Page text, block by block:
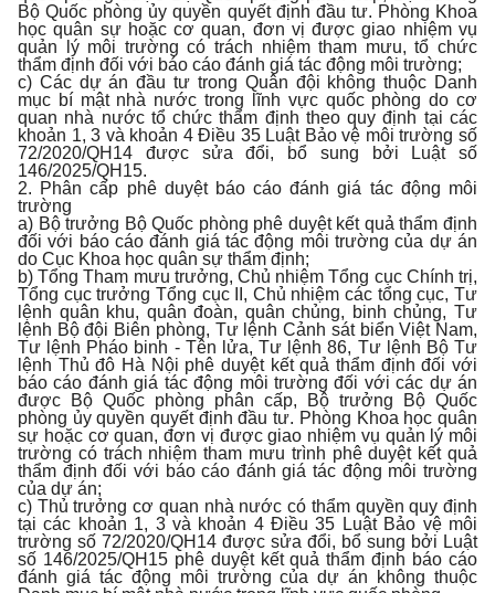
Bộ Quốc phòng ủy quyền quyết định đầu tư. Phòng Khoa
học quân sự hoặc cơ quan, đơn vị được giao nhiệm vụ
quản lý môi trường có trách nhiệm tham mưu, tổ chức
thẩm định đối với báo cáo đánh giá tác động môi trường;
c) Các dự án đầu tư trong Quân đội không thuộc Danh
mục bí mật nhà nước trong lĩnh vực quốc phòng do cơ
quan nhà nước tổ chức thẩm định theo quy định tại các
khoản 1, 3 và khoản 4 Điều 35 Luật Bảo vệ môi trường số
72/2020/QH14 được sửa đổi, bổ sung bởi Luật số
146/2025/QH15.
2. Phân cấp phê duyệt báo cáo đánh giá tác động môi
trường
a) Bộ trưởng Bộ Quốc phòng phê duyệt kết quả thẩm định
đối với báo cáo đánh giá tác động môi trường của dự án
do Cục Khoa học quân sự thẩm định;
b) Tổng Tham mưu trưởng, Chủ nhiệm Tổng cục Chính trị,
Tổng cục trưởng Tổng cục II, Chủ nhiệm các tổng cục, Tư
lệnh quân khu, quân đoàn, quân chủng, binh chủng, Tư
lệnh Bộ đội Biên phòng, Tư lệnh Cảnh sát biển Việt Nam,
Tư lệnh Pháo binh - Tên lửa, Tư lệnh 86, Tư lệnh Bộ Tư
lệnh Thủ đô Hà Nội phê duyệt kết quả thẩm định đối với
báo cáo đánh giá tác động môi trường đối với các dự án
được Bộ Quốc phòng phân cấp, Bộ trưởng Bộ Quốc
phòng ủy quyền quyết định đầu tư. Phòng Khoa học quân
sự hoặc cơ quan, đơn vị được giao nhiệm vụ quản lý môi
trường có trách nhiệm tham mưu trình phê duyệt kết quả
thẩm định đối với báo cáo đánh giá tác động môi trường
của dự án;
c) Thủ trưởng cơ quan nhà nước có thẩm quyền quy định
tại các khoản 1, 3 và khoản 4 Điều 35 Luật Bảo vệ môi
trường số 72/2020/QH14 được sửa đổi, bổ sung bởi Luật
số 146/2025/QH15 phê duyệt kết quả thẩm định báo cáo
đánh giá tác động môi trường của dự án không thuộc